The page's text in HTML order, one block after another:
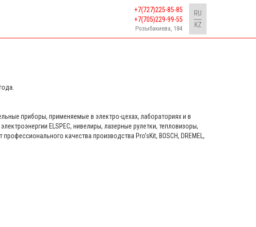
+7(727)225-85-85
+7(705)229-99-55
Розыбакиева, 184
RU
KZ
приборы, применяемые в электро-цехах, лабораториях и в
ELSPEC, нивелиры, лазерные рулетки, тепловизоры,
качества производства Pro’sKit, BOSCH, DREMEL,